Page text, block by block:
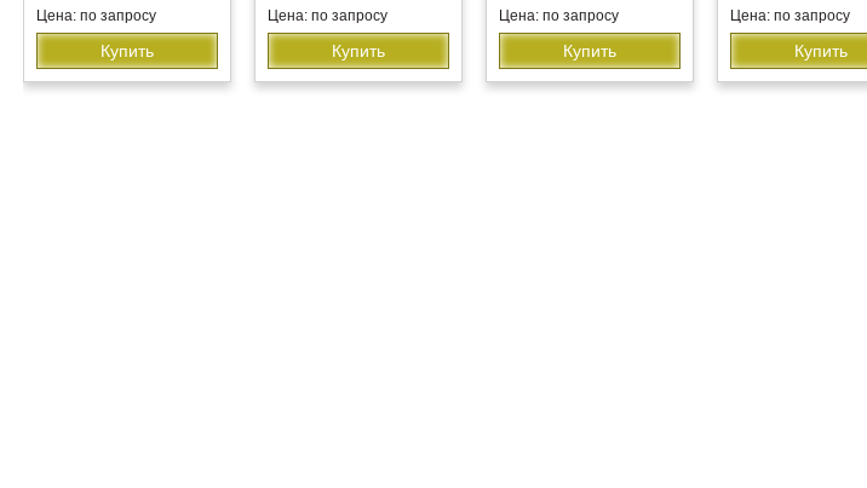
Цена: по запросу
Купить
Цена: по запросу
Купить
Цена: по запросу
Купить
Цена: по запросу
Купить